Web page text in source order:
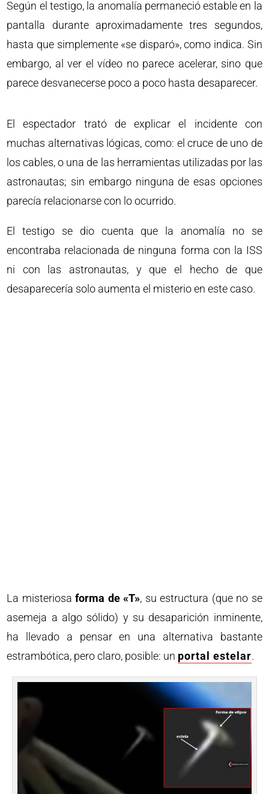
Según el testigo, la anomalía permaneció estable en la
pantalla durante aproximadamente tres segundos,
hasta que simplemente «se disparó», como indica. Sin
embargo, al ver el vídeo no parece acelerar, sino que
parece desvanecerse poco a poco hasta desaparecer.
El espectador trató de explicar el incidente con
muchas alternativas lógicas, como: el cruce de uno de
los cables, o una de las herramientas utilizadas por las
astronautas; sin embargo ninguna de esas opciones
parecía relacionarse con lo ocurrido.
El testigo se dio cuenta que la anomalía no se
encontraba relacionada de ninguna forma con la ISS
ni con las astronautas, y que el hecho de que
desaparecería solo aumenta el misterio en este caso.
La misteriosaforma de «T», su estructura (que no se
asemeja a algo sólido) y su desaparición inminente,
ha llevado a pensar en una alternativa bastante
estrambótica, pero claro, posible: un portal estelar.